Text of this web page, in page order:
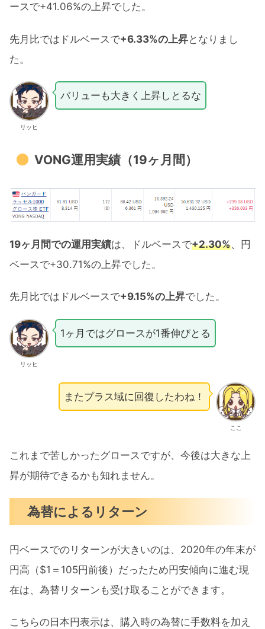
ースで+41.06%の上昇でした。
先月比ではドルベースで+6.33%の上昇となりまし
た。
リッヒ
バリューも大きく上昇しとるな
VONG運用実績（19ヶ月間）
19ヶ月間での運用実績は、ドルベースで+2.30%、円
ベースで+30.71%の上昇でした。
先月比ではドルベースで+9.15%の上昇でした。
リッヒ
1ヶ月ではグロースが1番伸びとる
ここ
またプラス域に回復したわね！
これまで苦しかったグロースですが、今後は大きな上
昇が期待できるかも知れません。
為替によるリターン
円ベースでのリターンが大きいのは、2020年の年末が
円高（$1＝105円前後）だったため円安傾向に進む現
在は、為替リターンも受け取ることができます。
こちらの日本円表示は、購入時の為替に手数料を加え